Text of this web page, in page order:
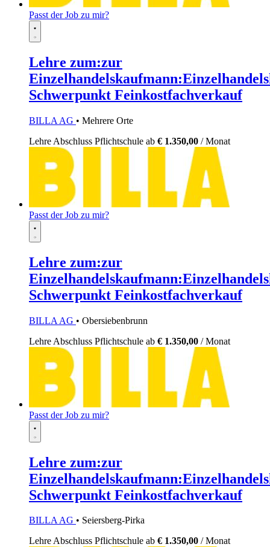
Passt der Job zu mir?
Lehre zum:zur
Schwerpunkt Feinkostfachverkauf
BILLA AG • Mehrere Orte
Lehre Abschluss Pflichtschule ab € 1.350,00 / Monat
Passt der Job zu mir?
Lehre zum:zur
Schwerpunkt Feinkostfachverkauf
BILLA AG • Obersiebenbrunn
Lehre Abschluss Pflichtschule ab € 1.350,00 / Monat
Passt der Job zu mir?
Lehre zum:zur
Schwerpunkt Feinkostfachverkauf
BILLA AG • Seiersberg-Pirka
LehreAbschluss Pflichtschule ab € 1.350,00 / Monat